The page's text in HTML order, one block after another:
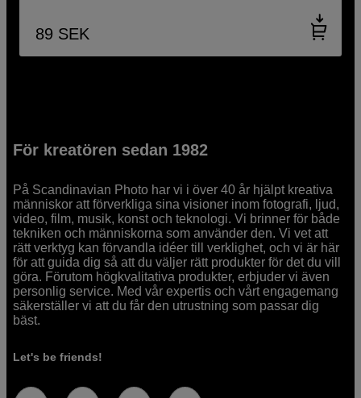
89 SEK
För kreatören sedan 1982
På Scandinavian Photo har vi i över 40 år hjälpt kreativa
människor att förverkliga sina visioner inom fotografi, ljud,
video, film, musik, konst och teknologi. Vi brinner för både
tekniken och människorna som använder den. Vi vet att
rätt verktyg kan förvandla idéer till verklighet, och vi är här
för att guida dig så att du väljer rätt produkter för det du vill
göra. Förutom högkvalitativa produkter, erbjuder vi även
personlig service. Med vår expertis och vårt engagemang
säkerställer vi att du får den utrustning som passar dig
bäst.
Let's be friends!